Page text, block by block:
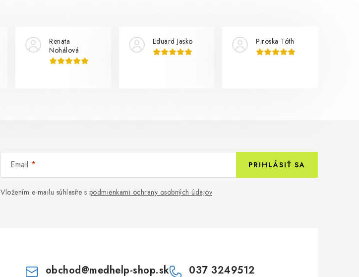
Renata
Nohálová
Eduard Jasko Piroska Tóth
Email
Vložením e-mailu súhlasíte s podmienkami ochrany osobných údajov
PRIHLÁSIŤ SA
obchod@medhelp-shop.sk 037 3249512